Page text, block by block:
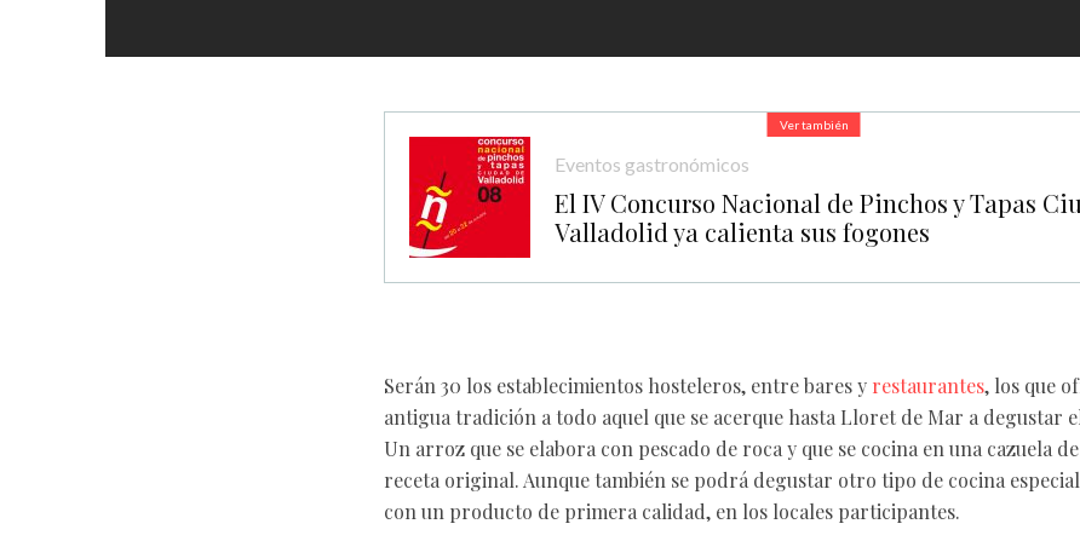
Ver también
Eventos gastronómicos
El IV Concurso Nacional de Pinchos y Tapas
Valladolid ya calienta sus fogones
Serán 30 los establecimientos hosteleros, entre bares y restaurantes, los que
antigua tradición a todo aquel que se acerque hasta Lloret de Mar a degustar
Un arroz que se elabora con pescado de roca y que se cocina en una cazuela
receta original. Aunque también se podrá degustar otro tipo de cocina
con un producto de primera calidad, en los locales participantes.